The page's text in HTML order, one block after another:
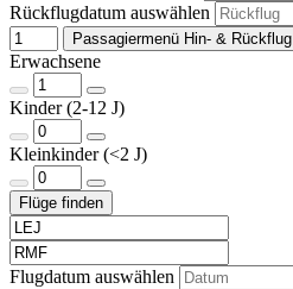
Rückflugdatum auswählen
Passagiermenü Hin- & Rückflug
Erwachsene
Kinder (2-12 J)
Kleinkinder (<2 J)
Flugdatum auswählen